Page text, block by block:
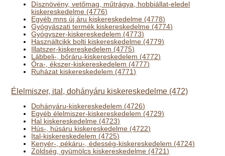
Dísznövény, vetőmag, műtrágya, hobbiállat-eledel
kiskereskedelme (4776)
Egyéb mns új áru kiskereskedelme (4778)
Gyógyászati termék kiskereskedelme (4774)
Gyógyszer-kiskereskedelem (4773)
Használtcikk bolti kiskereskedelme (4779)
Illatszer-kiskereskedelem (4775)
Lábbeli-, bőráru-kiskereskedelem (4772)
Óra-, ékszer-kiskereskedelem (4777)
Ruházat kiskereskedelem (4771)
Élelmiszer, ital, dohányáru kiskereskedelme (472)
Dohányáru-kiskereskedelem (4726)
Egyéb élelmiszer-kiskereskedelem (4729)
Hal kiskereskedelme (4723)
Hús-, húsáru kiskereskedelme (4722)
Ital-kiskereskedelem (4725)
Kenyér-, pékáru-, édesség-kiskereskedelem (4724)
Zöldség, gyümölcs kiskereskedelme (4721)